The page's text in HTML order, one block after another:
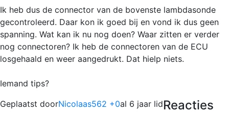
Ik heb dus de connector van de bovenste lambdasonde
gecontroleerd. Daar kon ik goed bij en vond ik dus geen
spanning. Wat kan ik nu nog doen? Waar zitten er verder
nog connectoren? Ik heb de connectoren van de ECU
losgehaald en weer aangedrukt. Dat hielp niets.
Iemand tips?
Geplaatst doorNicolaas562 +0al 6 jaar lidReacties